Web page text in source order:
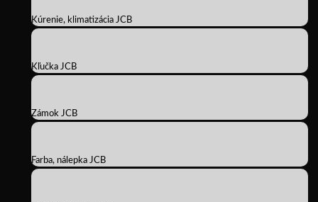
Kúrenie, klimatizácia JCB
Kľučka JCB
Zámok JCB
Farba, nálepka JCB